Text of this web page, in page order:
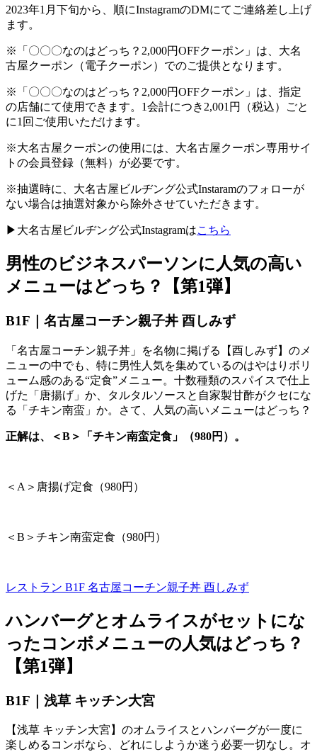
2023年1 月下旬から、順にInstagramのDMにてご連絡差し上げ
ます。
※「〇〇〇なのはどっち？2,000円OFFクーポン」は、大名
古屋クーポン（電子クーポン）でのご提供となります。
※「〇〇〇なのはどっち？2,000円OFFクーポン」は、指定
の店舗にて使用できます。 1会計につき 2,001 円（税込）ごと
に1 回ご使用いただけます。
※大名古屋クーポンの使用には、大名古屋クーポン専用サイ
トの会員登録（無料）が必要です。
※抽選時に、大名古屋ビルヂング公式Instaramのフォローが
ない場合は抽選対象から除外させていただきます。
▶大名古屋ビルヂング公式Instagramはこちら
男性のビジネスパーソンに人気の高い
メニューはどっち？【第1弾】
B1F｜名古屋コーチン親子丼 酉しみず
「名古屋コーチン親子丼」を名物に掲げる【酉しみず】のメ
ニューの中でも、特に男性人気を集めているのはやはりボリ
ューム感のある“定食”メニュー。十数種類のスパイスで仕上
げた「唐揚げ」か、タルタルソースと自家製甘酢がクセにな
る「チキン南蛮」か。さて、人気の高いメニューはどっち？
正解は、＜B＞「チキン南蛮定食」（980円）。
＜ A ＞唐揚げ定食（980円）
＜ B ＞チキン南蛮定食（980円）
レストラン B1F 名古屋コーチン親子丼 酉しみず
ハンバーグとオムライスがセットにな
ったコンボメニューの人気はどっち？
【第1弾】
B1F｜浅草 キッチン大宮
【浅草 キッチン大宮】のオムライスとハンバーグが一度に
楽しめるコンボなら、どれにしようか迷う必要一切なし。オ